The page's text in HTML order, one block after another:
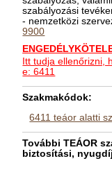
szabályozási
- nemzetközi
9900
Itt tudja ellenőrizni,
e: 6411
Szakmakódok:
6411 teáor alatti
További TEÁOR
biztosítási,